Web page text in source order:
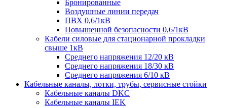
Бронированные
Воздушные линии передач
ПВХ 0,6/1кВ
Повышенной безопасности 0,6/1кВ
Кабели силовые для стационарной прокладки
свыше 1кВ
Среднего напряжения 12/20 кВ
Среднего напряжения 18/30 кВ
Среднего напряжения 6/10 кВ
Кабельные каналы, лотки, трубы, сервисные стойки
Кабельные каналы DKC
Кабельные каналы IEK